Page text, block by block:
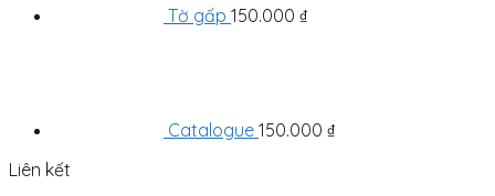
Tờ gấp 150.000 ₫
Catalogue 150.000 ₫
Liên kết